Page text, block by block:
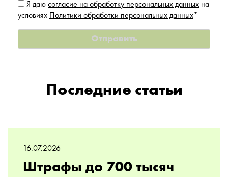
Я даю согласие на обработку персональных данных на
условиях Политики обработки персональных данных*
Последние статьи
16.07.2026
Штрафы до 700 тысяч